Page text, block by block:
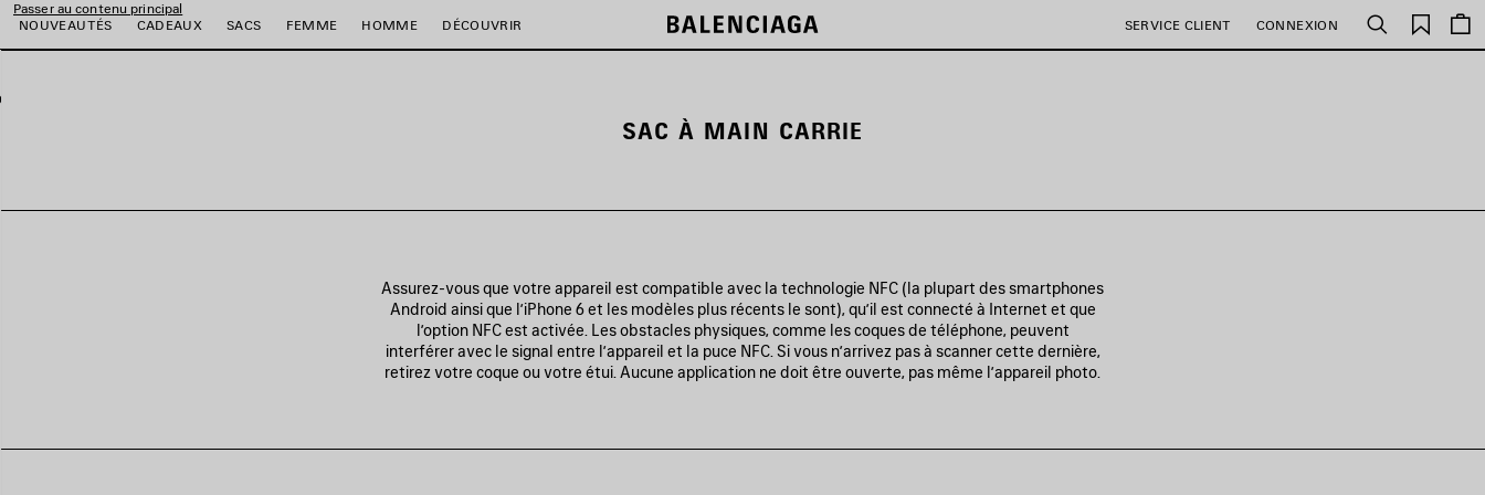
Passer au contenu principal
NOUVEAUTÉS
CADEAUX SACS FEMME HOMME DÉCOUVRIR SERVICE CLIENT CONNEXION Rechercher
SAC À MAIN CARRIE
Assurez-vous que votre appareil est compatible avec la technologie NFC (la plupart des smartphones
Android ainsi que l’iPhone 6 et les modèles plus récents le sont), qu’il est connecté à Internet et que
l’option NFC est activée. Les obstacles physiques, comme les coques de téléphone, peuvent
interférer avec le signal entre l’appareil et la puce NFC. Si vous n’arrivez pas à scanner cette dernière,
retirez votre coque ou votre étui. Aucune application ne doit être ouverte, pas même l’appareil photo.